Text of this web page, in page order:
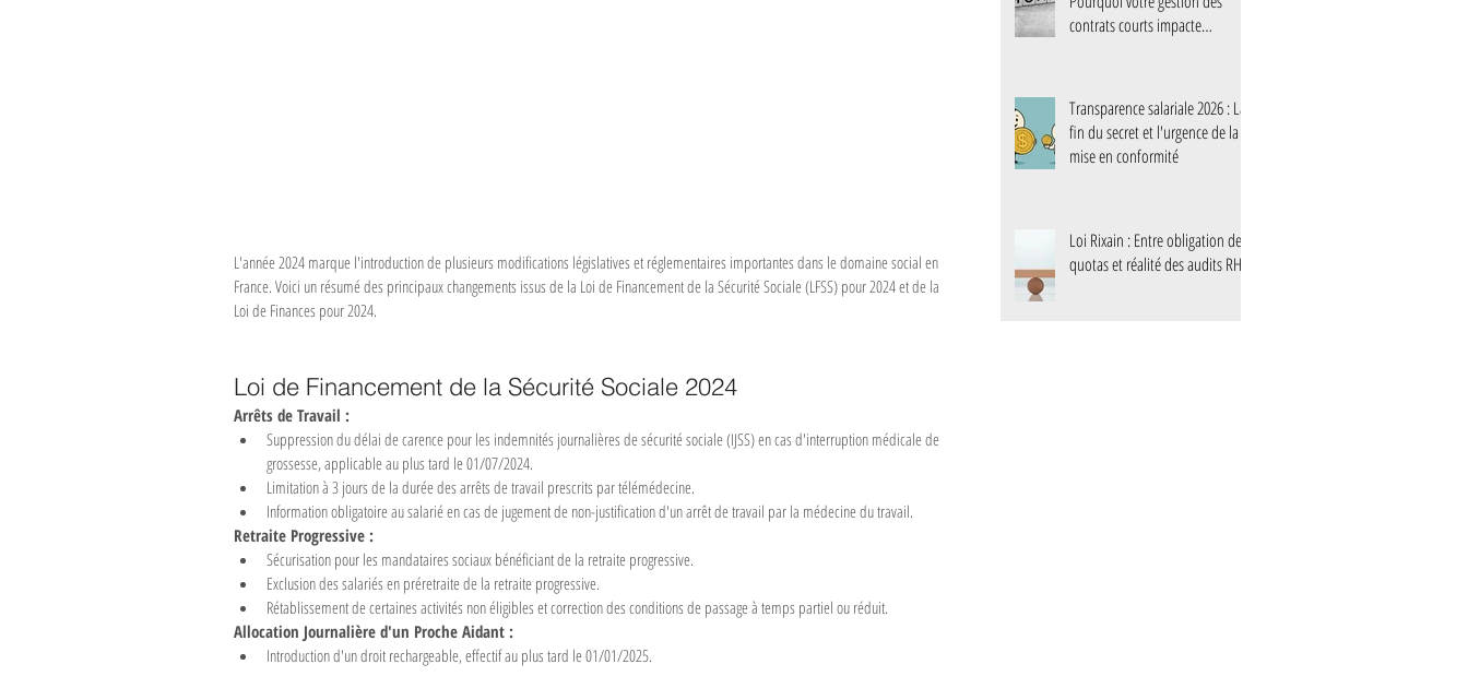
L'année 2024 marque l'introduction de plusieurs modifications législatives et réglementaires importantes dans le domaine social en
France. Voici un résumé des principaux changements issus de la Loi de Financement de la Sécurité Sociale (LFSS) pour 2024 et de la
Loi de Finances pour 2024.
Loi de Financement de la Sécurité Sociale 2024
Arrêts de Travail :
Suppression du délai de carence pour les indemnités journalières de sécurité sociale (IJSS) en cas d'interruption médicale de
grossesse, applicable au plus tard le 01/07/2024.
Limitation à 3 jours de la durée des arrêts de travail prescrits par télémédecine.
Information obligatoire au salarié en cas de jugement de non-justification d'un arrêt de travail par la médecine du travail.
Retraite Progressive :
Sécurisation pour les mandataires sociaux bénéficiant de la retraite progressive.
Exclusion des salariés en préretraite de la retraite progressive.
Rétablissement de certaines activités non éligibles et correction des conditions de passage à temps partiel ou réduit.
Allocation Journalière d'un Proche Aidant :
Introduction d'un droit rechargeable, effectif au plus tard le 01/01/2025.
contrats courts impacte
Transparence salariale 2026 : La
fin du secret et l'urgence de la
mise en conformité
Loi Rixain : Entre obligation de
quotas et réalité des audits RH